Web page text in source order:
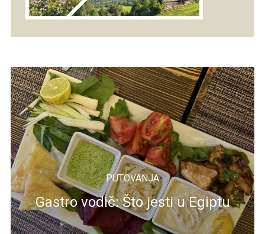
PUTOVANJA
Gastro vodič: Što jesti u Egiptu